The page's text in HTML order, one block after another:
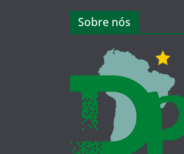
Sobre nós